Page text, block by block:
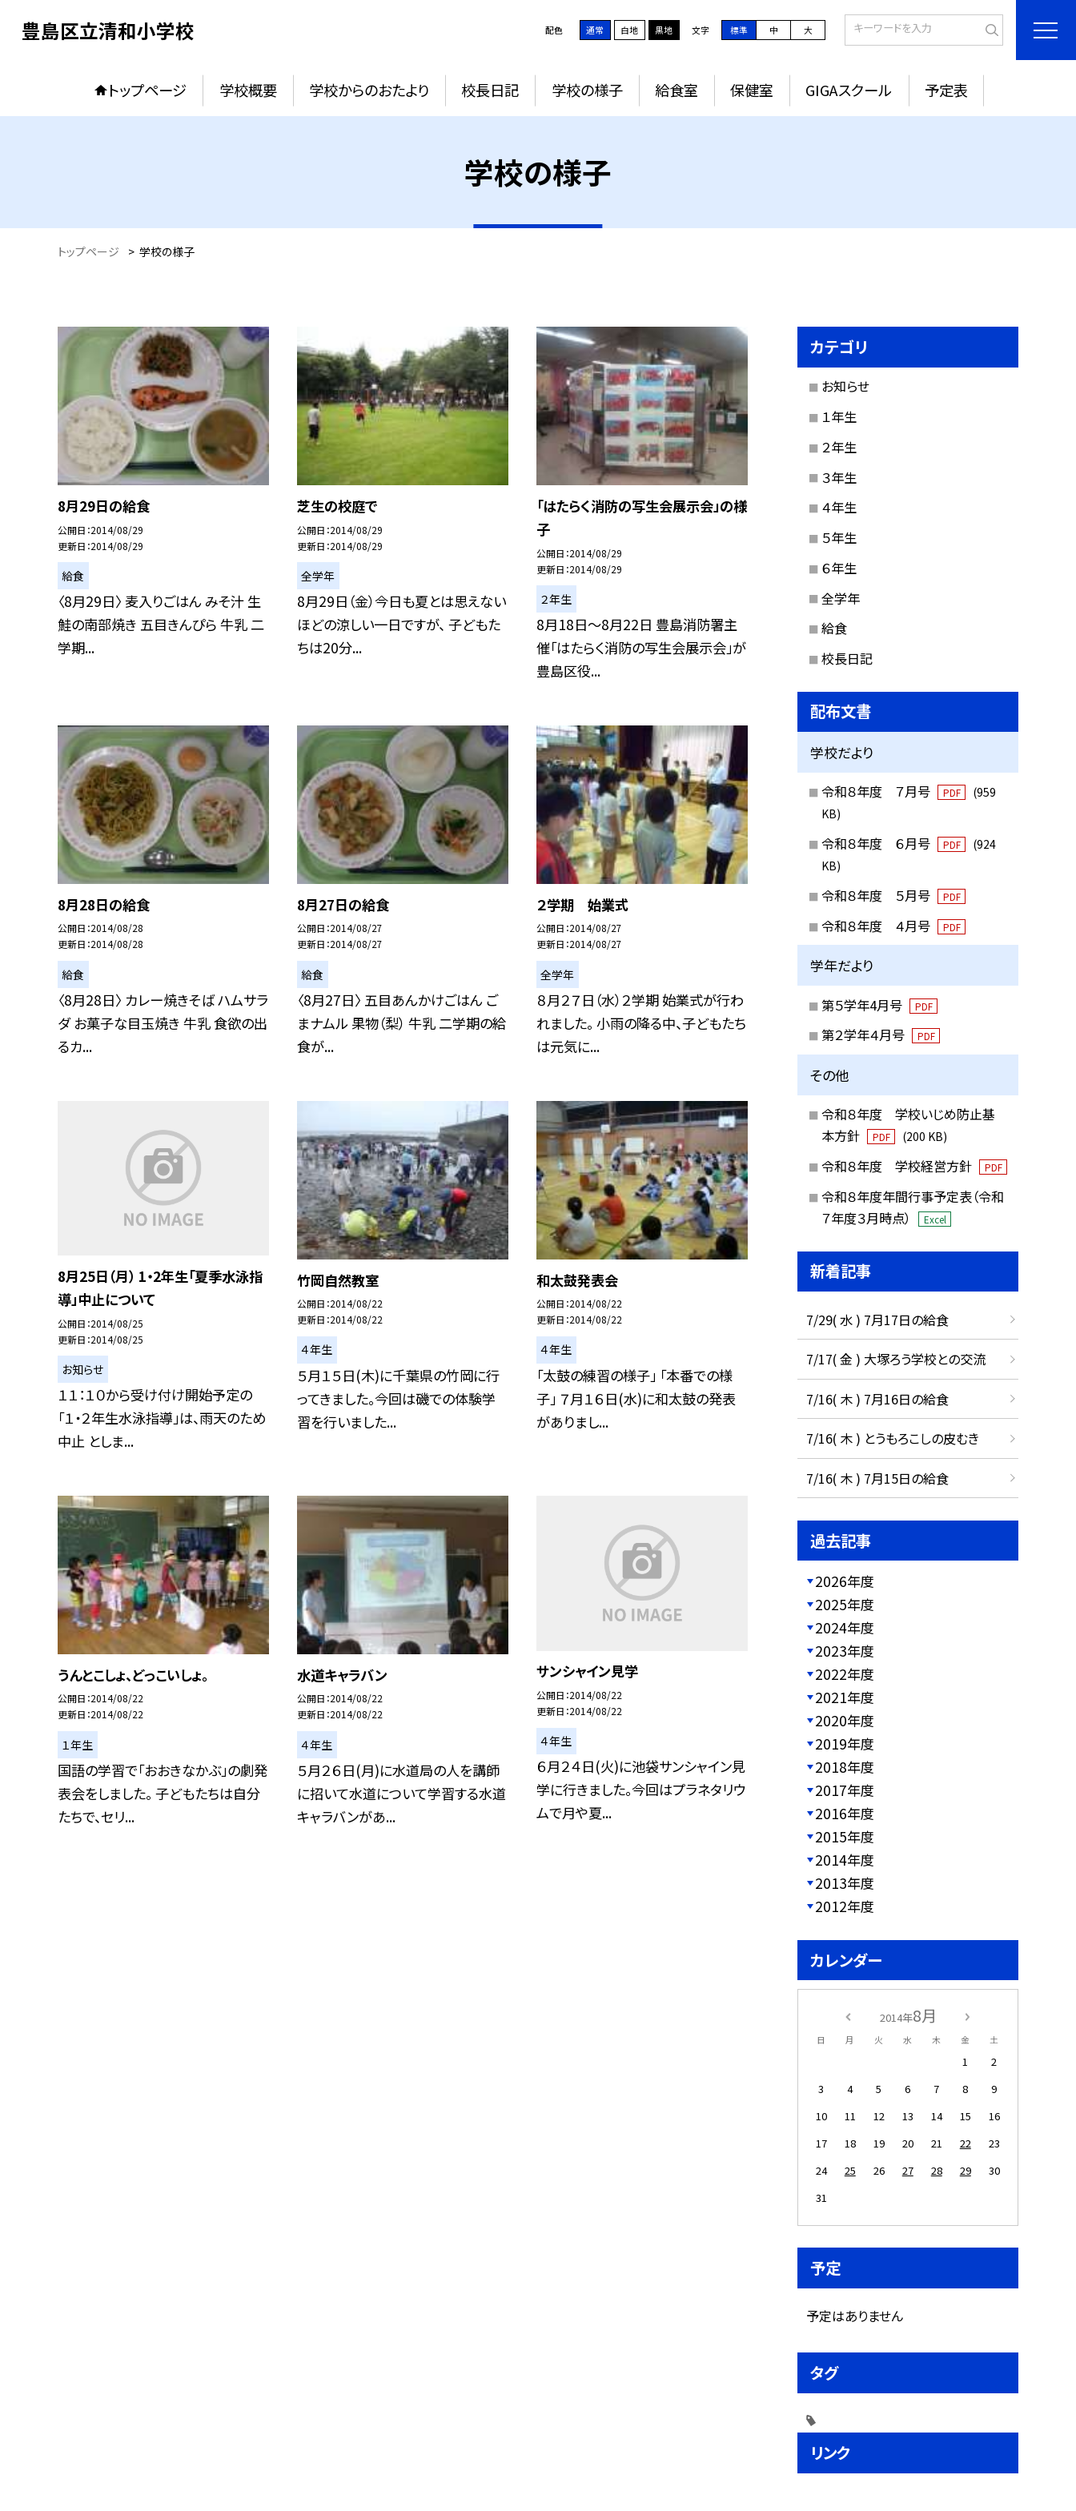
豊島区立清和小学校 配色 通常 白地 黒地 文字 標準 中 大
トップページ 学校概要 学校からのおたより 校長日記 学校の様子 給食室 保健室 GIGAスクール 予定表
学校の様子
トップページ > 学校の様子
8月29日の給食
公開日 2014/08/29
更新日 2014/08/29
給食
〈8月29日〉 麦入りごはん みそ汁 生
鮭の南部焼き 五目きんぴら 牛乳 二
学期...
芝生の校庭で
公開日 2014/08/29
更新日 2014/08/29
全学年
8月29日（金）今日も夏とは思えない
ほどの涼しい一日ですが、 子どもた
ちは20分...
「はたらく消防の写生会展示会」の様
子
公開日 2014/08/29
更新日 2014/08/29
２年生
8月18日〜8月22日 豊島消防署主
催「はたらく消防の写生会展示会」が
豊島区役...
8月28日の給食
公開日 2014/08/28
更新日 2014/08/28
給食
〈8月28日〉 カレー焼きそば ハムサラ
ダ お菓子な目玉焼き 牛乳 食欲の出
るカ...
8月27日の給食
公開日 2014/08/27
更新日 2014/08/27
給食
〈8月27日〉 五目あんかけごはん ご
まナムル 果物（梨） 牛乳 二学期の給
食が...
２学期 始業式
公開日 2014/08/27
更新日 2014/08/27
全学年
８月２７日（水）２学期 始業式が行わ
れました。 小雨の降る中、子どもたち
は元気に...
8月25日（月） 1・2年生「夏季水泳指
導」中止について
公開日 2014/08/25
更新日 2014/08/25
お知らせ
１１：１０から受け付け開始予定の
「１・２年生水泳指導」は、雨天のため
中止 としま...
竹岡自然教室
公開日 2014/08/22
更新日 2014/08/22
４年生
５月１５日(木)に千葉県の竹岡に行
ってきました。今回は磯での体験学
習を行いました...
和太鼓発表会
公開日 2014/08/22
更新日 2014/08/22
４年生
「太鼓の練習の様子」 「本番での様
子」 ７月１６日(水)に和太鼓の発表
がありまし...
うんとこしょ、どっこいしょ。
公開日 2014/08/22
更新日 2014/08/22
１年生
国語の学習で「おおきなかぶ」の劇発
表会をしました。 子どもたちは自分
たちで、セリ...
水道キャラバン
公開日 2014/08/22
更新日 2014/08/22
４年生
５月２６日(月)に水道局の人を講師
に招いて水道について学習する水道
キャラバンがあ...
サンシャイン見学
公開日 2014/08/22
更新日 2014/08/22
４年生
６月２４日(火)に池袋サンシャイン見
学に行きました。今回はプラネタリウ
ムで月や夏...
カテゴリ
お知らせ
１年生
２年生
３年生
４年生
５年生
６年生
全学年
給食
校長日記
配布文書
学校だより
令和８年度 ７月号 PDF
(959
KB)
令和８年度 ６月号 PDF
(924
KB)
令和８年度 ５月号 PDF
令和８年度 ４月号 PDF
学年だより
第５学年4月号 PDF
第２学年４月号 PDF
その他
令和８年度 学校いじめ防止基
本方針
PDF (200 KB)
令和８年度 学校経営方針 PDF
令和８年度年間行事予定表（令和
７年度３月時点）
Excel
新着記事
7/29( 水 ) 7月17日の給食
7/17( 金 ) 大塚ろう学校との交流
7/16( 木 ) 7月16日の給食
7/16( 木 ) とうもろこしの皮むき
7/16( 木 ) 7月15日の給食
過去記事
2026年度
2025年度
2024年度
2023年度
2022年度
2021年度
2020年度
2019年度
2018年度
2017年度
2016年度
2015年度
2014年度
2013年度
2012年度
カレンダー
2014年8月
日 月 火 水 木 金 土
1
2
3
4 5 6 7 8
9
10
11 12 13 14 15
16
17
18 19 20 21 22
23
24
25 26 27 28 29
30
31
予定
予定はありません
タグ
リンク